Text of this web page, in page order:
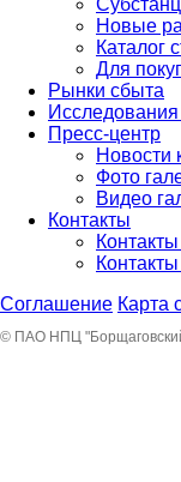
Новые
Каталог
Для
Рынки сбыта
Исследования
Пресс-центр
Новости
Фото
Видео
Контакты
Соглашение Карта
© ПАО НПЦ